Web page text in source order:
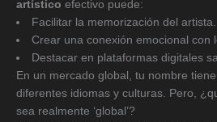
artístico efectivo puede:
Facilitar la memorización del artista.
Crear una conexión emocional con
Destacar en plataformas digitales
En un mercado global, tu nombre
diferentes idiomas y culturas. Pero,
sea realmente ‘global’?